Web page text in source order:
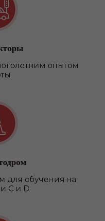
опытом
для обучения на
C и D